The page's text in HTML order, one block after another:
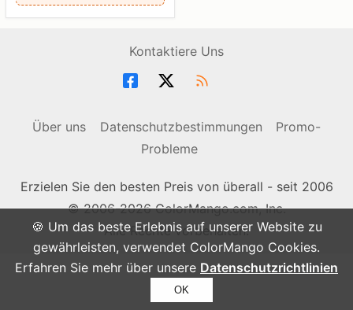
🍪 Um das beste Erlebnis auf unserer Website zu
gewährleisten, verwendet ColorMango Cookies.
Erfahren Sie mehr über unsere Datenschutzrichtlinien
OK
Kontaktiere Uns
Über uns Datenschutzbestimmungen
Promo-
Probleme
Erzielen Sie den besten Preis von überall - seit 2006
© 2006-2026 ColorMango.com, Inc.
Alle Rechte vorbehalten.